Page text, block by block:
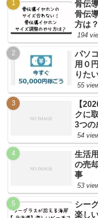
骨伝
骨伝
方は？
194
パソ
用０
りた
55
【
クに
3つの
54
生活
の売
事
53
シー
楽し